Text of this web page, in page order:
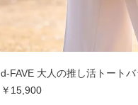
d-FAVE 大人の推し活トート
￥15,900